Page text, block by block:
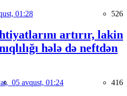
01:28 526
artırır, lakin
hələ də neftdən
05 avqust, 01:24 416